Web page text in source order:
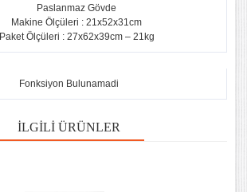
Paslanmaz Gövde
Makine Ölçüleri : 21x52x31cm
Paket Ölçüleri : 27x62x39cm – 21kg
Fonksiyon Bulunamadi
İLGILI ÜRÜNLER